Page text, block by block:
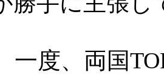
一度、両国